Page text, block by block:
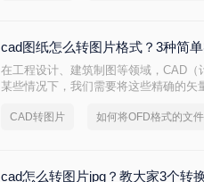
cad图纸怎么转图片格式？3种简
在工程设计、建筑制图等领域，CAD
某些情况下，我们需要将这些精确的
片格式的方法。
CAD转图片
cad怎么转图片jpg？教大家3个转